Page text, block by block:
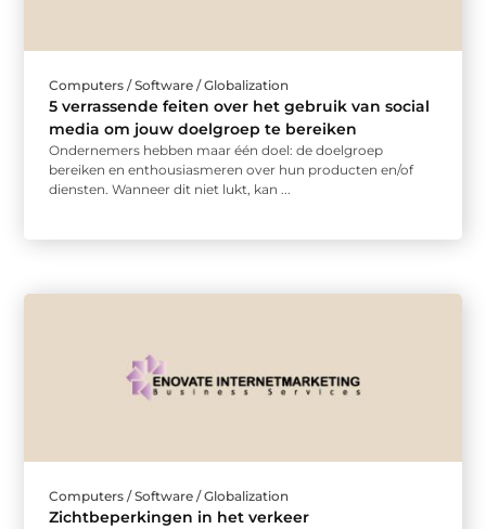
Computers / Software / Globalization
5 verrassende feiten over het gebruik van social
media om jouw doelgroep te bereiken
Ondernemers hebben maar één doel: de doelgroep
bereiken en enthousiasmeren over hun producten en/of
diensten. Wanneer dit niet lukt, kan ...
Computers / Software / Globalization
Zichtbeperkingen in het verkeer